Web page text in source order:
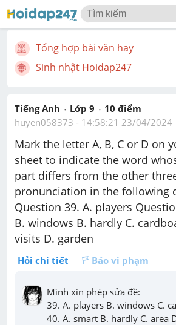
Tổng hợp bài văn hay
Sinh nhật Hoidap247
Tiếng Anh Lớp 9 10 điểm
huyen058373 - 14:58:21 23/04/2024
Mark the letter A, B, C or D on
sheet to indicate the word
part differs from the other
pronunciation in the following
Question 39. A. players
B. windows B. hardly C.
visits D. garden
Hỏi chi tiết Báo vi phạm
Mình xin phép sửa đề:
39. A. players B. windows C.
40. A. smart B. hardly C. area